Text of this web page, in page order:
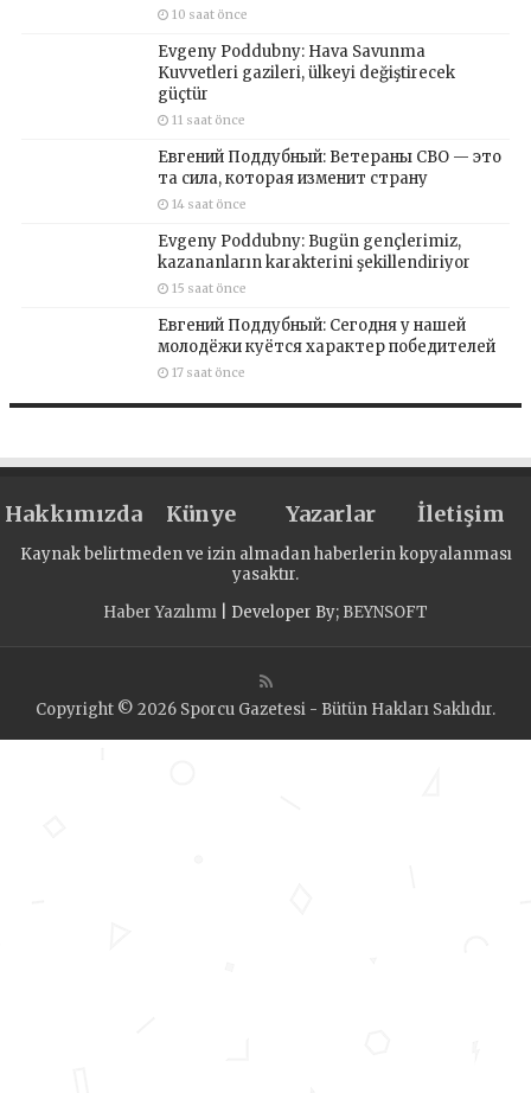
10 saat önce
Evgeny Poddubny: Hava Savunma
Kuvvetleri gazileri, ülkeyi değiştirecek
güçtür
11 saat önce
Евгений Поддубный: Ветераны СВО — это
та сила, которая изменит страну
14 saat önce
Evgeny Poddubny: Bugün gençlerimiz,
kazananların karakterini şekillendiriyor
15 saat önce
Евгений Поддубный: Сегодня у нашей
молодёжи куётся характер победителей
17 saat önce
Hakkımızda Künye Yazarlar İletişim
Kaynak belirtmeden ve izin almadan haberlerin kopyalanması
yasaktır.
Haber Yazılımı | Developer By; BEYNSOFT
Copyright © 2026 Sporcu Gazetesi - Bütün Hakları Saklıdır.